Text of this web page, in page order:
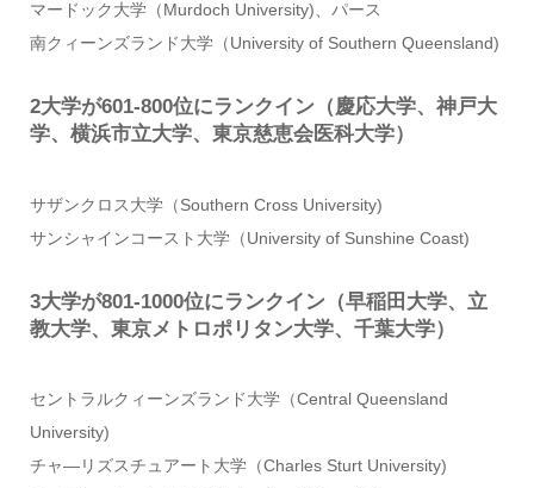
マードック大学（Murdoch University)、パース
南クィーンズランド大学（University of Southern Queensland)
2大学が601-800位にランクイン（慶応大学、神戸大
学、横浜市立大学、東京慈恵会医科大学）
サザンクロス大学（Southern Cross University)
サンシャインコースト大学（University of Sunshine Coast)
3大学が801-1000位にランクイン（早稲田大学、立
教大学、東京メトロポリタン大学、千葉大学）
セントラルクィーンズランド大学（Central Queensland
University)
チャ―リズスチュアート大学（Charles Sturt University)